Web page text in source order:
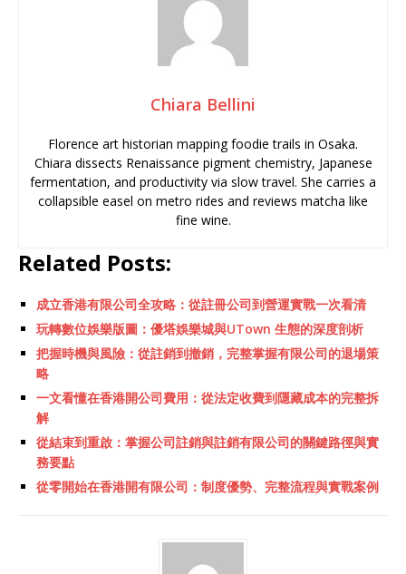
Chiara Bellini
Florence art historian mapping foodie trails in Osaka.
Chiara dissects Renaissance pigment chemistry, Japanese
fermentation, and productivity via slow travel. She carries a
collapsible easel on metro rides and reviews matcha like
fine wine.
Related Posts:
成立香港有限公司全攻略：從註冊公司到營運實戰一次看清
玩轉數位娛樂版圖：優塔娛樂城與UTown 生態的深度剖析
把握時機與風險：從註銷到撤銷，完整掌握有限公司的退場策
略
一文看懂在香港開公司費用：從法定收費到隱藏成本的完整拆
解
從結束到重啟：掌握公司註銷與註銷有限公司的關鍵路徑與實
務要點
從零開始在香港開有限公司：制度優勢、完整流程與實戰案例